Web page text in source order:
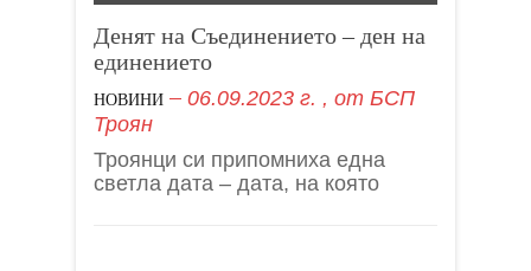
Денят на Съединението – ден на
единението
НОВИНИ 06.09.2023 г. , от БСП
Троян
Троянци си припомниха една
светла дата – дата, на която